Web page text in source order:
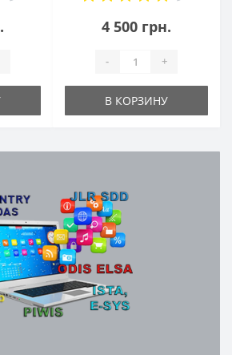
4 500 грн.
- +
В КОРЗИНУ